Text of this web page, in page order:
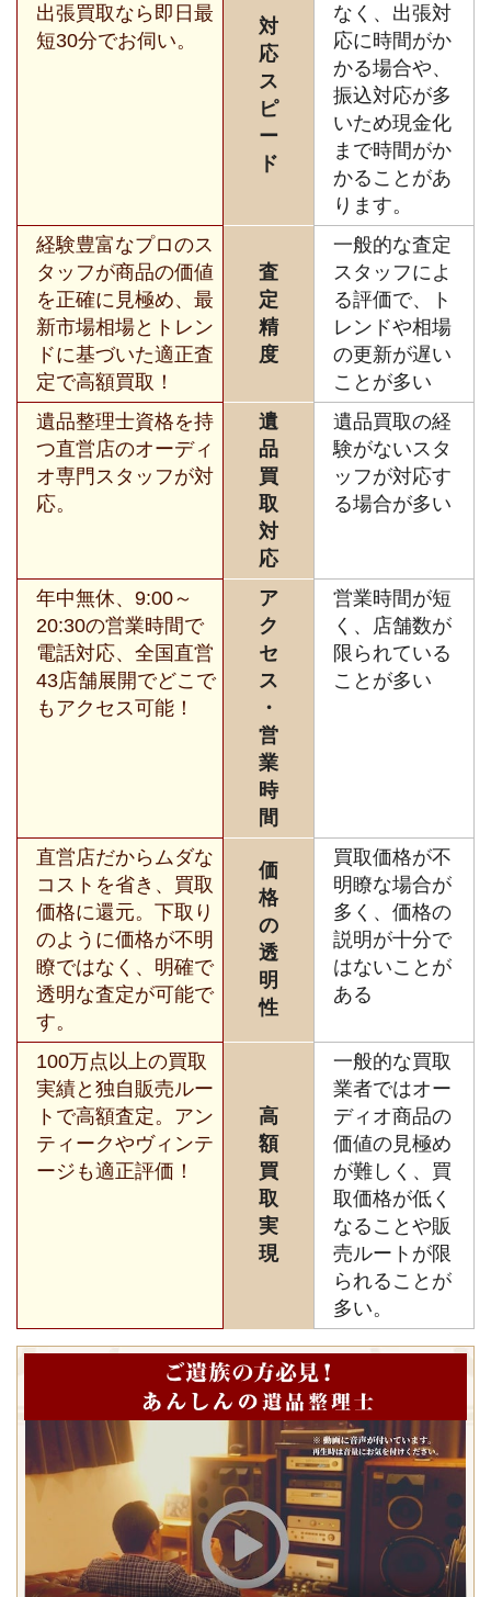
出張買取なら即日最
短30分でお伺い。
対
応
ス
ピ
ー
ド
なく、出張対
応に時間がか
かる場合や、
振込対応が多
いため現金化
まで時間がか
かることがあ
ります。
経験豊富なプロのス
タッフが商品の価値
を正確に見極め、最
新市場相場とトレン
ドに基づいた適正査
定で高額買取！
査
定
精
度
一般的な査定
スタッフによ
る評価で、ト
レンドや相場
の更新が遅い
ことが多い
遺品整理士資格を持
つ直営店のオーディ
オ専門スタッフが対
応。
遺
品
買
取
対
応
遺品買取の経
験がないスタ
ッフが対応す
る場合が多い
年中無休、9:00～
20:30の営業時間で
電話対応、全国直営
43店舗展開でどこで
もアクセス可能！
ア
ク
セ
ス
・
営
業
時
間
営業時間が短
く、店舗数が
限られている
ことが多い
直営店だからムダな
コストを省き、買取
価格に還元。下取り
のように価格が不明
瞭ではなく、明確で
透明な査定が可能で
す。
価
格
の
透
明
性
買取価格が不
明瞭な場合が
多く、価格の
説明が十分で
はないことが
ある
100万点以上の買取
実績と独自販売ルー
トで高額査定。アン
ティークやヴィンテ
ージも適正評価！
高
額
買
取
実
現
一般的な買取
業者ではオー
ディオ商品の
価値の見極め
が難しく、買
取価格が低く
なることや販
売ルートが限
られることが
多い。